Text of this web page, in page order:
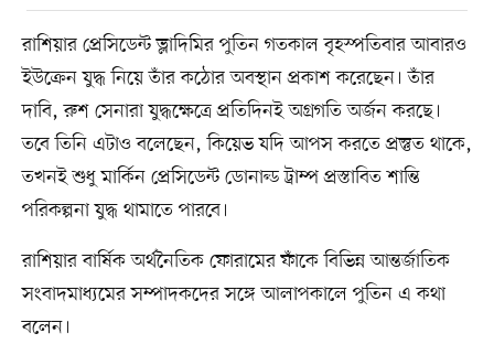
রাশিয়ার প্রেসিডেন্ট ভ্লাদিমির পুতিন গতকাল বৃহস্পতিবার আবারও
ইউক্রেন যুদ্ধ নিয়ে তাঁর কঠোর অবস্থান প্রকাশ করেছেন। তাঁর
দাবি, রুশ সেনারা যুদ্ধক্ষেত্রে প্রতিদিনই অগ্রগতি অর্জন করছে।
তবে তিনি এটাও বলেছেন, কিয়েভ যদি আপস করতে প্রস্তুত থাকে,
তখনই শুধু মার্কিন প্রেসিডেন্ট ডোনাল্ড ট্রাম্প প্রস্তাবিত শান্তি
পরিকল্পনা যুদ্ধ থামাতে পারবে।
রাশিয়ার বার্ষিক অর্থনৈতিক ফোরামের ফাঁকে বিভিন্ন আন্তর্জাতিক
সংবাদমাধ্যমের সম্পাদকদের সঙ্গে আলাপকালে পুতিন এ কথা
বলেন।